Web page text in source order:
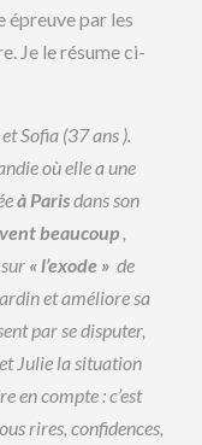
épreuve par les
Je le résume ci-
Sofia (37 ans ).
où elle a une
à Parisdans son
beaucoup,
sur « l’exode » de
et améliore sa
par se disputer,
Julie la situation
en compte : c’est
rires, confidences,